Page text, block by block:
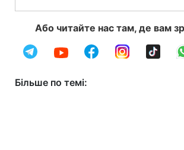
Або читайте нас там, де вам
Більше по темі: